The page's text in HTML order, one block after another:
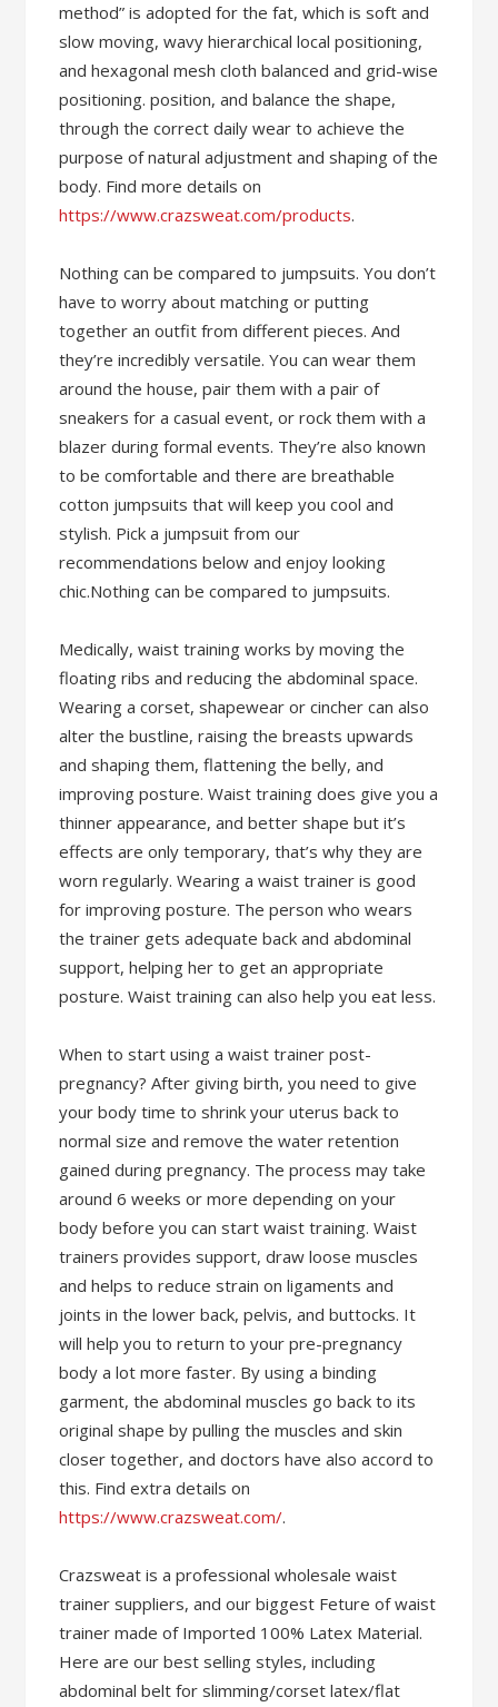
method” is adopted for the fat, which is soft and
slow moving, wavy hierarchical local positioning,
and hexagonal mesh cloth balanced and grid-wise
positioning. position, and balance the shape,
through the correct daily wear to achieve the
purpose of natural adjustment and shaping of the
body. Find more details on
https://www.crazsweat.com/products.
Nothing can be compared to jumpsuits. You don’t
have to worry about matching or putting
together an outfit from different pieces. And
they’re incredibly versatile. You can wear them
around the house, pair them with a pair of
sneakers for a casual event, or rock them with a
blazer during formal events. They’re also known
to be comfortable and there are breathable
cotton jumpsuits that will keep you cool and
stylish. Pick a jumpsuit from our
recommendations below and enjoy looking
chic.Nothing can be compared to jumpsuits.
Medically, waist training works by moving the
floating ribs and reducing the abdominal space.
Wearing a corset, shapewear or cincher can also
alter the bustline, raising the breasts upwards
and shaping them, flattening the belly, and
improving posture. Waist training does give you a
thinner appearance, and better shape but it’s
effects are only temporary, that’s why they are
worn regularly. Wearing a waist trainer is good
for improving posture. The person who wears
the trainer gets adequate back and abdominal
support, helping her to get an appropriate
posture. Waist training can also help you eat less.
When to start using a waist trainer post-
pregnancy? After giving birth, you need to give
your body time to shrink your uterus back to
normal size and remove the water retention
gained during pregnancy. The process may take
around 6 weeks or more depending on your
body before you can start waist training. Waist
trainers provides support, draw loose muscles
and helps to reduce strain on ligaments and
joints in the lower back, pelvis, and buttocks. It
will help you to return to your pre-pregnancy
body a lot more faster. By using a binding
garment, the abdominal muscles go back to its
original shape by pulling the muscles and skin
closer together, and doctors have also accord to
this. Find extra details on
https://www.crazsweat.com/.
Crazsweat is a professional wholesale waist
trainer suppliers, and our biggest Feture of waist
trainer made of Imported 100% Latex Material.
Here are our best selling styles, including
abdominal belt for slimming/corset latex/flat